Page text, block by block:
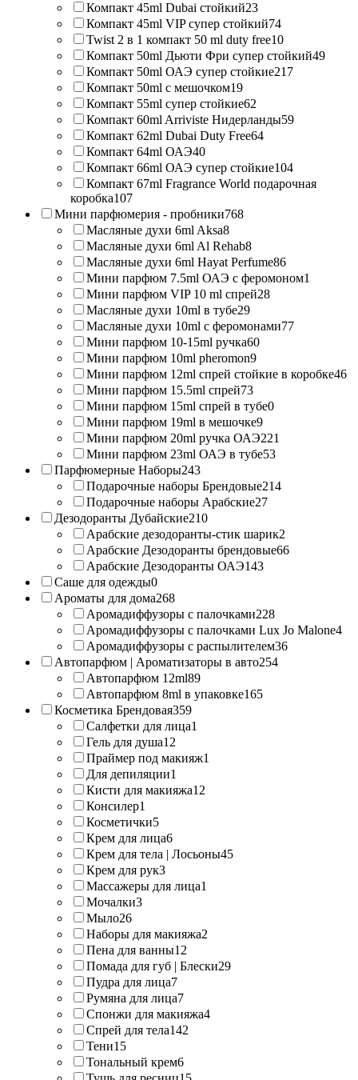
Компакт 45ml Dubai стойкий23
Компакт 45ml VIP супер стойкий74
Twist 2 в 1 компакт 50 ml duty free10
Компакт 50ml Дьюти Фри супер стойкий49
Компакт 50ml ОАЭ супер стойкие217
Компакт 50ml с мешочком19
Компакт 55ml супер стойкие62
Компакт 60ml Arriviste Нидерланды59
Компакт 62ml Dubai Duty Free64
Компакт 64ml ОАЭ40
Компакт 66ml ОАЭ супер стойкие104
Компакт 67ml Fragrance World подарочная
коробка107
Мини парфюмерия - пробники768
Масляные духи 6ml Aksa8
Масляные духи 6ml Al Rehab8
Масляные духи 6ml Hayat Perfume86
Мини парфюм 7.5ml ОАЭ с феромоном1
Мини парфюм VIP 10 ml спрей28
Масляные духи 10ml в тубе29
Масляные духи 10ml с феромонами77
Мини парфюм 10-15ml ручка60
Мини парфюм 10ml pheromon9
Мини парфюм 12ml спрей стойкие в коробке46
Мини парфюм 15.5ml спрей73
Мини парфюм 15ml спрей в тубе0
Мини парфюм 19ml в мешочке9
Мини парфюм 20ml ручка ОАЭ221
Мини парфюм 23ml ОАЭ в тубе53
Парфюмерные Наборы243
Подарочные наборы Брендовые214
Подарочные наборы Арабские27
Дезодоранты Дубайские210
Арабские дезодоранты-стик шарик2
Арабские Дезодоранты брендовые66
Арабские Дезодоранты ОАЭ143
Саше для одежды0
Ароматы для дома268
Аромадиффузоры с палочками228
Аромадиффузоры с палочками Lux Jo Malone4
Аромадиффузоры с распылителем36
Автопарфюм | Ароматизаторы в авто254
Автопарфюм 12ml89
Автопарфюм 8ml в упаковке165
Косметика Брендовая359
Салфетки для лица1
Гель для душа12
Праймер под макияж1
Для депиляции1
Кисти для макияжа12
Консилер1
Косметички5
Крем для лица6
Крем для тела | Лосьоны45
Крем для рук3
Массажеры для лица1
Мочалки3
Мыло26
Наборы для макияжа2
Пена для ванны12
Помада для губ | Блески29
Пудра для лица7
Румяна для лица7
Спонжи для макияжа4
Спрей для тела142
Тени15
Тональный крем6